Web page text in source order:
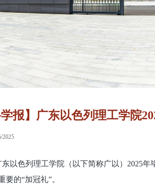
学报】广东以色列理工学院
2025
东以色列理工学院（以下简称广以）2025
要的“加冠礼”。